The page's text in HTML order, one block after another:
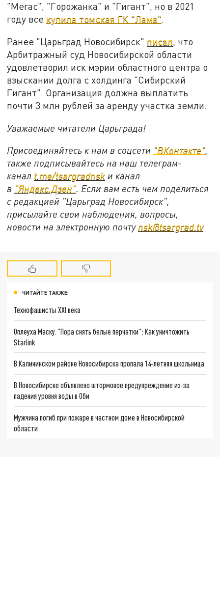
"Мегас", "Горожанка" и "Гигант", но в 2021
году все купила томская ГК "Лама".
Ранее "Царьград Новосибирск" писал, что
Арбитражный суд Новосибирской области
удовлетворил иск мэрии областного центра о
взыскании долга с холдинга "Сибирский
Гигант". Организация должна выплатить
почти 3 млн рублей за аренду участка земли.
Уважаемые читатели Царьграда!
Присоединяйтесь к нам в соцсети "ВКонтакте",
также подписывайтесь на наш телеграм-
канал t.me/tsargradnsk и канал
в "Яндекс.Дзен". Если вам есть чем поделиться
с редакцией "Царьград Новосибирск",
присылайте свои наблюдения, вопросы,
новости на электронную почту nsk@tsargrad.tv
ЧИТАЙТЕ ТАКЖЕ:
Технофашисты XXI века
Оплеуха Маску. "Пора снять белые перчатки": Как уничтожить
Starlink
В Калининском районе Новосибирска пропала 14-летняя школьница
В Новосибирске объявлено штормовое предупреждение из-за
падения уровня воды в Оби
Мужчина погиб при пожаре в частном доме в Новосибирской
области